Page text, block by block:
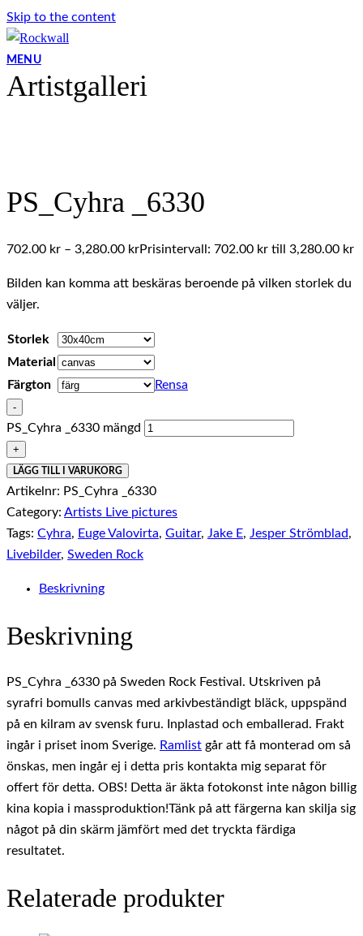
Skip to the content
MENU
Artistgalleri
PS_Cyhra _6330
702.00 kr – 3,280.00 krPrisintervall: 702.00 kr till 3,280.00 kr
Bilden kan komma att beskäras beroende på vilken storlek du
väljer.
Storlek
Material
Färgton
Rensa
-
PS_Cyhra _6330 mängd
+
LÄGG TILL I VARUKORG
Artikelnr: PS_Cyhra _6330
Category: Artists Live pictures
Tags: Cyhra, Euge Valovirta, Guitar, Jake E, Jesper Strömblad,
Livebilder, Sweden Rock
Beskrivning
Beskrivning
PS_Cyhra _6330 på Sweden Rock Festival. Utskriven på
syrafri bomulls canvas med arkivbeständigt bläck, uppspänd
på en kilram av svensk furu. Inplastad och emballerad. Frakt
ingår i priset inom Sverige. Ramlist går att få monterad om så
önskas, men ingår ej i detta pris kontakta mig separat för
offert för detta. OBS! Detta är äkta fotokonst inte någon billig
kina kopia i massproduktion!Tänk på att färgerna kan skilja sig
något på din skärm jämfört med det tryckta färdiga
resultatet.
Relaterade produkter